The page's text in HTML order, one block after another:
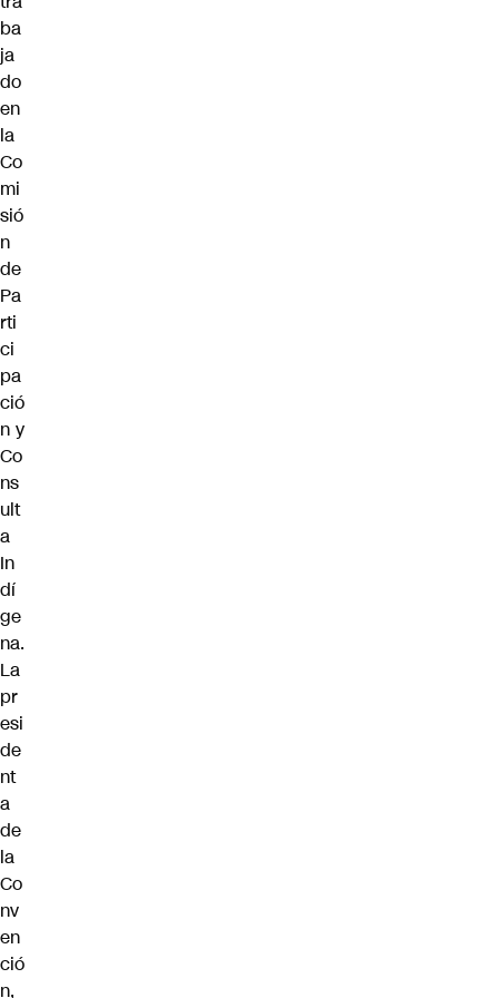
ba
ja
do
en
la
Co
mi
sió
n
de
Pa
rti
ci
pa
ció
n y
Co
ns
ult
a
In
dí
ge
na.
La
pr
esi
de
nt
a
de
la
Co
nv
en
ció
n,